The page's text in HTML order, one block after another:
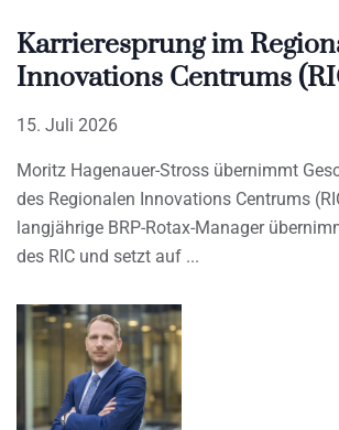
Karrieresprung im
Innovations Centrums
15. Juli 2026
Moritz Hagenauer-Stross übernimmt
des Regionalen Innovations Centrums
langjährige BRP-Rotax-Manager
des RIC und setzt auf